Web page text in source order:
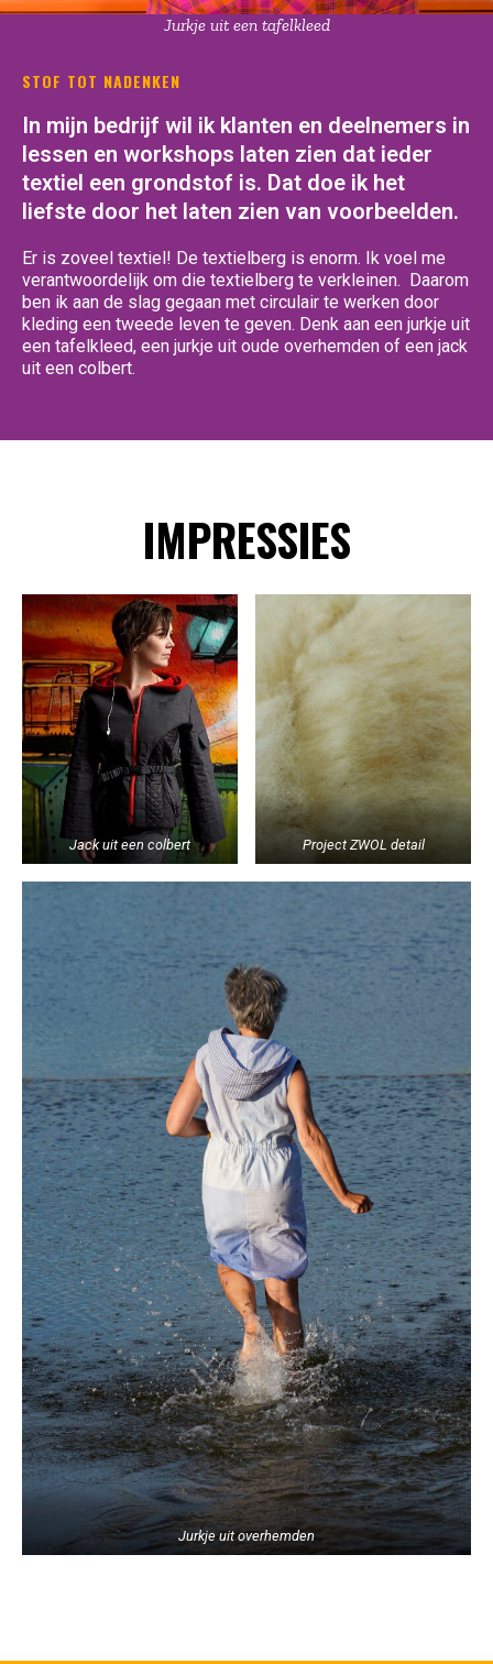
Jurkje uit een tafelkleed
STOF TOT NADENKEN
In mijn bedrijf wil ik klanten en deelnemers in
lessen en workshops laten zien dat ieder
textiel een grondstof is. Dat doe ik het
liefste door het laten zien van voorbeelden.
Er is zoveel textiel! De textielberg is enorm. Ik voel me
verantwoordelijk om die textielberg te verkleinen. Daarom
ben ik aan de slag gegaan met circulair te werken door
kleding een tweede leven te geven. Denk aan een jurkje uit
een tafelkleed, een jurkje uit oude overhemden of een jack
uit een colbert.
IMPRESSIES
Jack uit een colbert Project ZWOL detail
Jurkje uit overhemden